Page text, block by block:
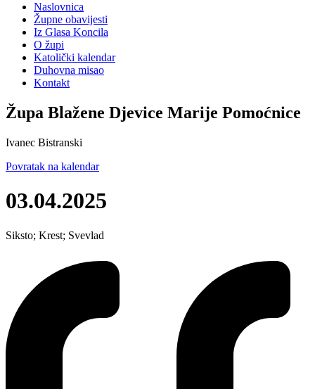
Naslovnica
Župne obavijesti
Iz Glasa Koncila
O župi
Katolički kalendar
Duhovna misao
Kontakt
Župa Blažene Djevice Marije Pomoćnice
Ivanec Bistranski
Povratak na kalendar
03.04.2025
Siksto; Krest; Svevlad